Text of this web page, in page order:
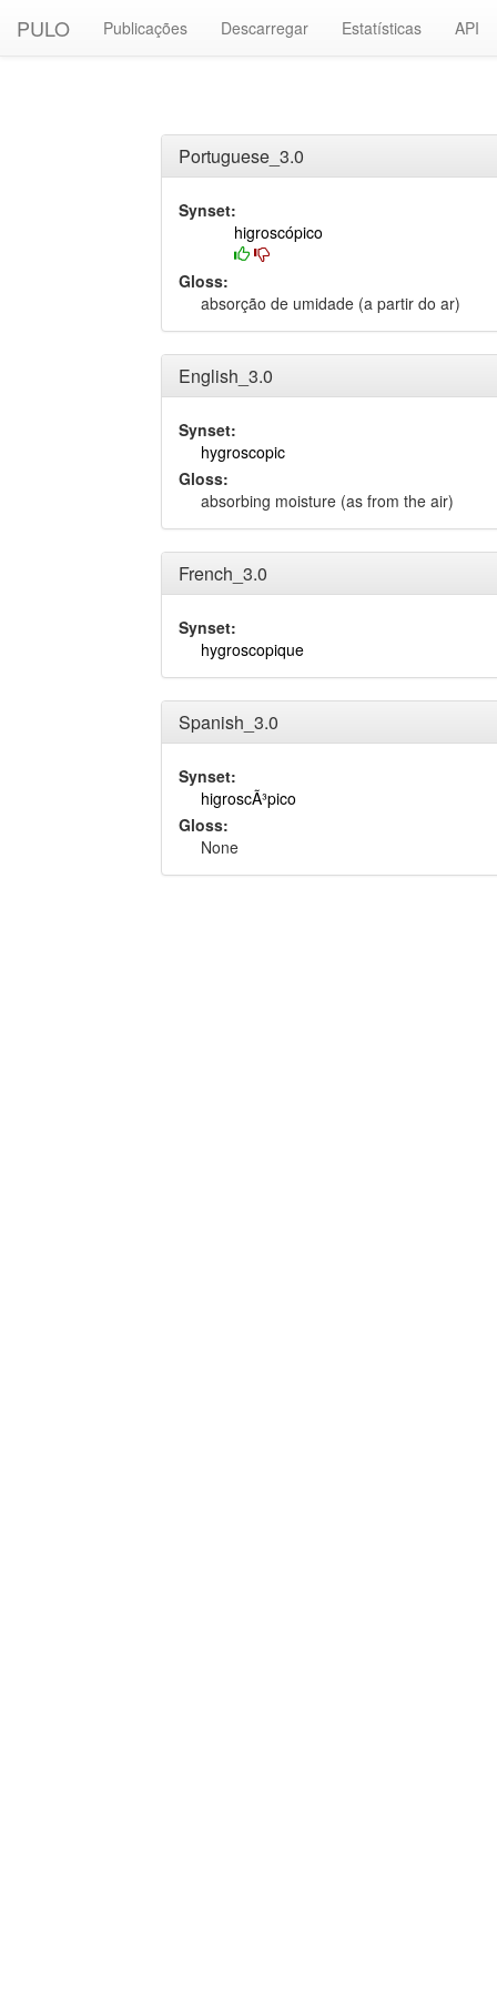
PULO Publicações Descarregar Estatísticas API
Portuguese_3.0
Synset:
higroscópico
Gloss:
absorção de umidade (a partir do ar)
English_3.0
Synset:
hygroscopic
Gloss:
absorbing moisture (as from the air)
French_3.0
Synset:
hygroscopique
Spanish_3.0
Synset:
higroscÃ³pico
Gloss:
None